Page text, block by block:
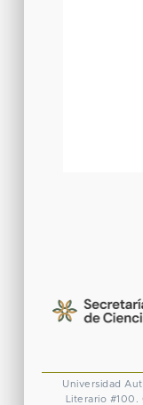
Universidad
Literario #100.